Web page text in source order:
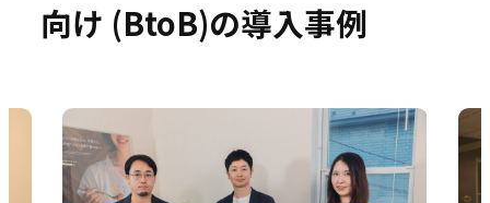
向け (BtoB)の導入事例